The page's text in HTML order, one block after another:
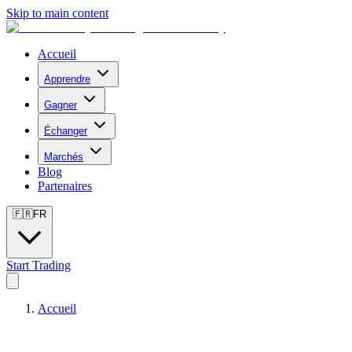
Skip to main content
Accueil
Apprendre
Gagner
Échanger
Marchés
Blog
Partenaires
🇫🇷FR
Start Trading
Accueil